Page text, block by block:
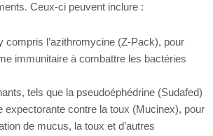
Ceux-ci peuvent inclure :
compris l’azithromycine (Z-Pack), pour
immunitaire à combattre les bactéries
tels que la pseudoéphédrine (Sudafed)
expectorante contre la toux (Mucinex), pour
de mucus, la toux et d’autres